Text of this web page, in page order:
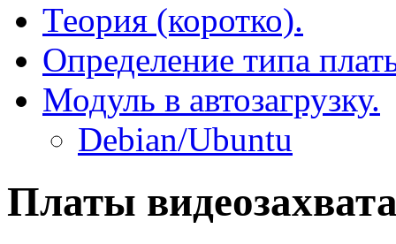
Теория (коротко).
Определение типа
Модуль в автозагрузку.
Debian/Ubuntu
Платы